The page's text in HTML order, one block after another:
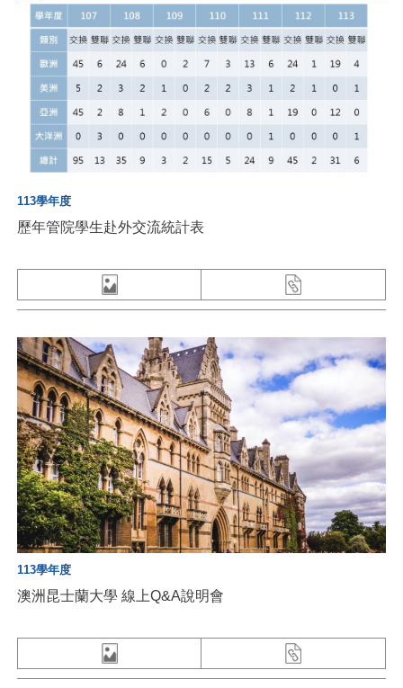
113學年度
歷年管院學生赴外交流統計表
113學年度
澳洲昆士蘭大學 線上Q&A說明會